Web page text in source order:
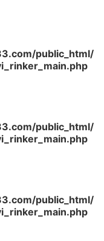
public_html/
public_html/
public_html/